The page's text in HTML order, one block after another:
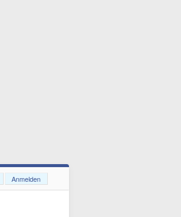
Anmelden